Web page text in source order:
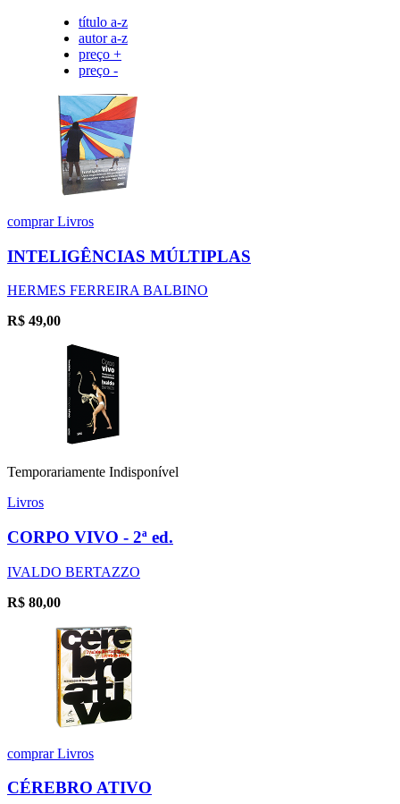
título a-z
autor a-z
preço +
preço -
comprarLivros
INTELIGÊNCIAS MÚLTIPLAS
HERMES FERREIRA BALBINO
R$ 49,00
Temporariamente Indisponível
Livros
CORPO VIVO - 2ª ed.
IVALDO BERTAZZO
R$ 80,00
comprarLivros
CÉREBRO ATIVO